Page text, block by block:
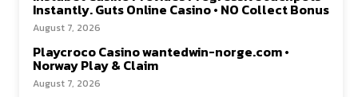
Instantly. Guts Online Casino • NO Collect Bonus
August 7, 2026
Playcroco Casino wantedwin-norge.com •
Norway Play & Claim
August 7, 2026